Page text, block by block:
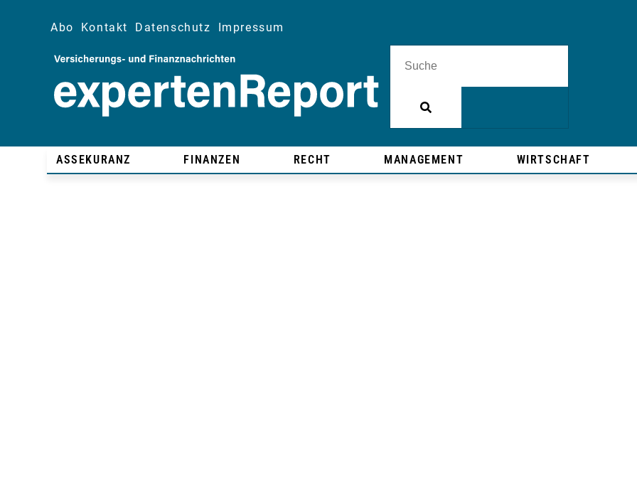
Abo Kontakt Datenschutz Impressum
ASSEKURANZ FINANZEN RECHT MANAGEMENT WIRTSCHAFT